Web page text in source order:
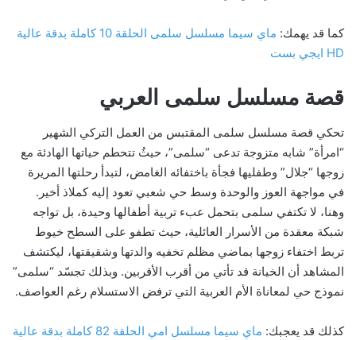
كما قد يهمك:
ماي سيما مسلسل سلمى الحلقة 10 كاملة بدقة عالية
HD ايجي بست
قصة مسلسل سلمى العربي
تحكي قصة مسلسل سلمى المقتبس من العمل التركي الشهير
“امرأة” شابه متزوجة تدعى “سلمى”، حيثُ تتحطم حياتها الهادئة مع
زوجها “جلال” وطفليها فجأة باختفائه الغامض، لتبدأ رحلتها المريرة
في مواجهة العوز والوحدة وسط حي شعبي تعود إليه كملاذ أخير.
وهنا، لا تكتفي سلمى بتحمل عبء تربية أطفالها وحيدة، بل تواجه
شبكة معقدة من الأسرار العائلية، حيث تطفو على السطح خيوط
تربط اختفاء زوجها بماضي مظلم تخفيه والدتها وشقيقتها، ليكتشف
المشاهد أن الخيانة قد تأتي من أقرب الأقربين. وبذلك تجسّد “سلمى”
نموذج حي لمعاناة الأم العربية التي ترفض الاستسلام رغم العواصف.
كذلك قد يعجبك:
ماي سيما مسلسل امي الحلقة 82 كاملة بدقة عالية